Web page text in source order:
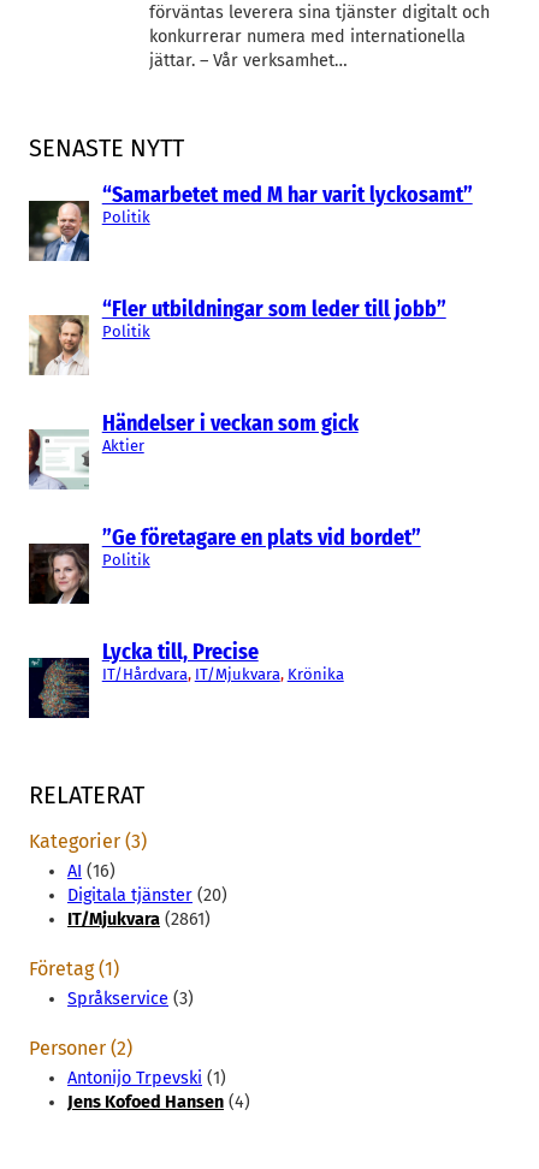
SENASTE NYTT
“Samarbetet med M har varit lyckosamt”
Politik
“Fler utbildningar som leder till jobb”
Politik
Händelser i veckan som gick
Aktier
”Ge företagare en plats vid bordet”
Politik
Lycka till, Precise
IT/Hårdvara, IT/Mjukvara, Krönika
förväntas leverera sina tjänster digitalt och
konkurrerar numera med internationella
jättar. – Vår verksamhet…
RELATERAT
Kategorier (3)
AI (16)
Digitala tjänster (20)
IT/Mjukvara (2861)
Företag (1)
Språkservice (3)
Personer (2)
Antonijo Trpevski (1)
Jens Kofoed Hansen (4)